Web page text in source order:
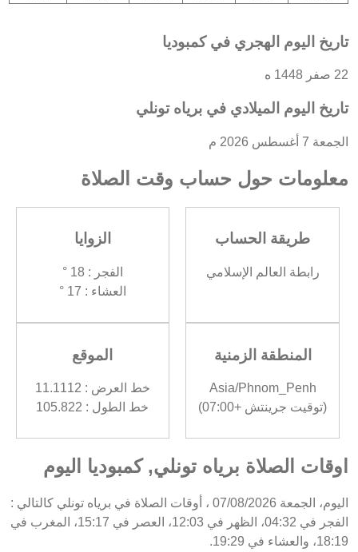
تاريخ اليوم الهجري في كمبوديا
22 صفر 1448 ه
تاريخ اليوم الميلادي في برياه تونلي
الجمعة 7 أغسطس 2026 م
معلومات حول حساب وقت الصلاة
طريقة الحساب
رابطة العالم الإسلامي
الزوايا
الفجر : 18 °
العشاء : 17 °
المنطقة الزمنية
Asia/Phnom_Penh
(توقيت جرينتش +07:00)
الموقع
خط العرض : 11.1112
خط الطول : 105.822
اوقات الصلاة برياه تونلي, كمبوديا اليوم
اليوم، الجمعة 07/08/2026 ، أوقات الصلاة في برياه تونلي كالتالي :
الفجر في 04:32، الظهر في 12:03، العصر في 15:17، المغرب في
18:19، والعشاء في 19:29.